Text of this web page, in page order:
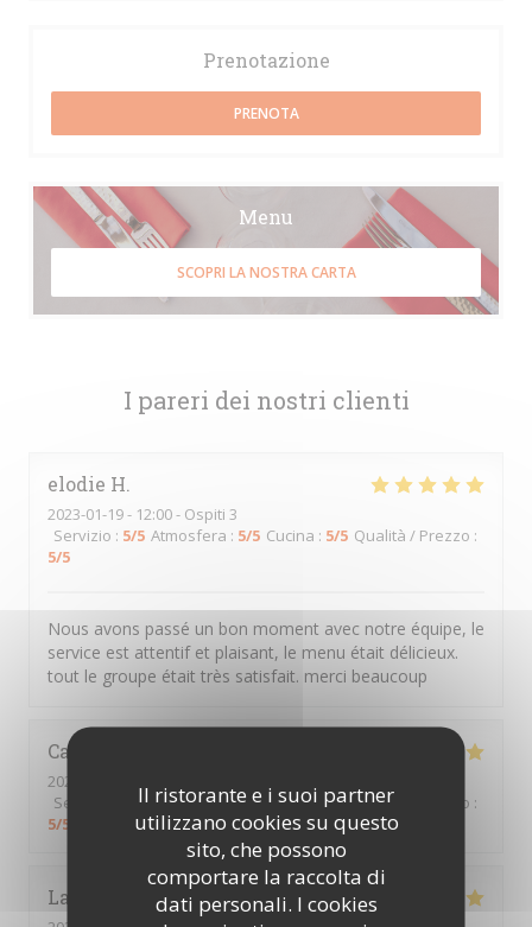
Il ristorante e i suoi partner
utilizzano cookies su questo
sito, che possono
comportare la raccolta di
dati personali. I cookies
I pareri dei nostri clienti
elodie H
2023-01-19- 12:00 - Ospiti 3
Servizio : 5/5 Atmosfera : 5/5 Cucina : 5/5 Qualità / Prezzo :
5/5
Nous avons passé un bon moment avec notre équipe, le
service est attentif et plaisant, le menu était délicieux.
tout le groupe était très satisfait. merci beaucoup
Camille
2023-01-14
Servizio
/5 Atmosfera:5 /5 Cucina: 5/5 Qualità / Prezzo :
5/5
Landry
Prenotazione
PRENOTA
Menu
SCOPRI LA NOSTRA CARTA